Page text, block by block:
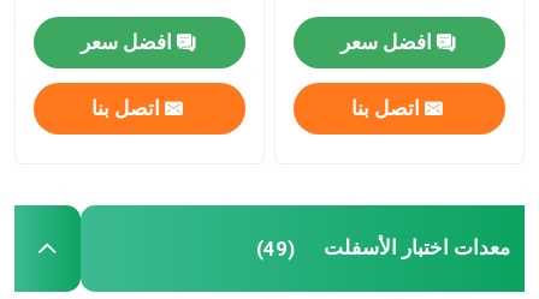
افضل سعر
اتصل بنا
افضل سعر
اتصل بنا
معدات اختبار الأسفلت (49)